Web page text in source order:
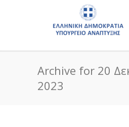
Archive for 20
2023